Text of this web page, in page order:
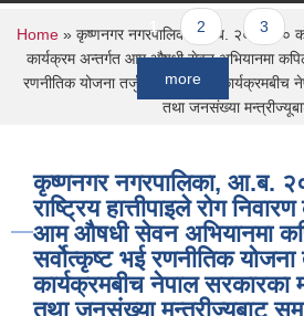
Pages
1 2 3
more
You are here
Home » कृष्णनगर नगरपालिका, आ.ब. २०७९/८० को
कार्यक्रम अन्तर्गत आम औषधी सेवन अभियानमा
रणनीतिक योजना तर्जुमा तथा समीक्षा कार्यक्रमबीच
तथा जनसंख्या
कृष्णनगर नगरपालिका, आ.ब.
राष्ट्रिय हात्तीपाइले रोग
आम औषधी सेवन अभियानमा
सर्वोत्कृष्ट भई रणनीतिक योजना
कार्यक्रमबीच नेपाल सरकारका
तथा जनसंख्या मन्त्रीज्यूबाट सम्